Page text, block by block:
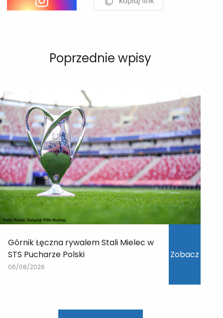
Poprzednie wpisy
Górnik Łęczna rywalem Stali Mielec w
STS Pucharze Polski
06/08/2026
Zobacz